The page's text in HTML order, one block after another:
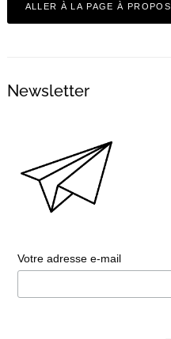
ALLER À LA PAGE À PROPOS
Newsletter
Votre adresse e-mail